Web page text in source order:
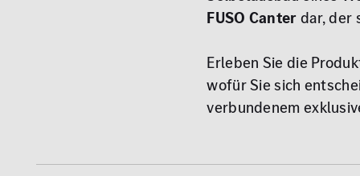
FUSO Canterdar, der
Erleben Sie die
wofür Sie sich
verbundenem